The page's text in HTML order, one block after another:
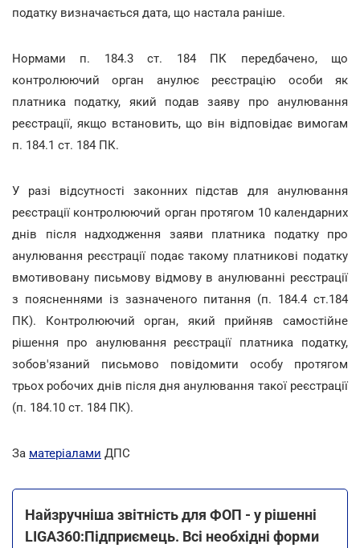
податку визначається дата, що настала раніше.
Нормами п. 184.3 ст. 184 ПК передбачено, що
контролюючий орган анулює реєстрацію особи як
платника податку, який подав заяву про анулювання
реєстрації, якщо встановить, що він відповідає вимогам
п. 184.1 ст. 184 ПК.
У разі відсутності законних підстав для анулювання
реєстрації контролюючий орган протягом 10 календарних
днів після надходження заяви платника податку про
анулювання реєстрації подає такому платникові податку
вмотивовану письмову відмову в анулюванні реєстрації
з поясненнями із зазначеного питання (п. 184.4 ст.184
ПК). Контролюючий орган, який прийняв самостійне
рішення про анулювання реєстрації платника податку,
зобов'язаний письмово повідомити особу протягом
трьох робочих днів після дня анулювання такої реєстрації
(п. 184.10 ст. 184 ПК).
За матеріалами ДПС
Найзручніша звітність для ФОП - у рішенні
LIGA360:Підприємець. Всі необхідні форми